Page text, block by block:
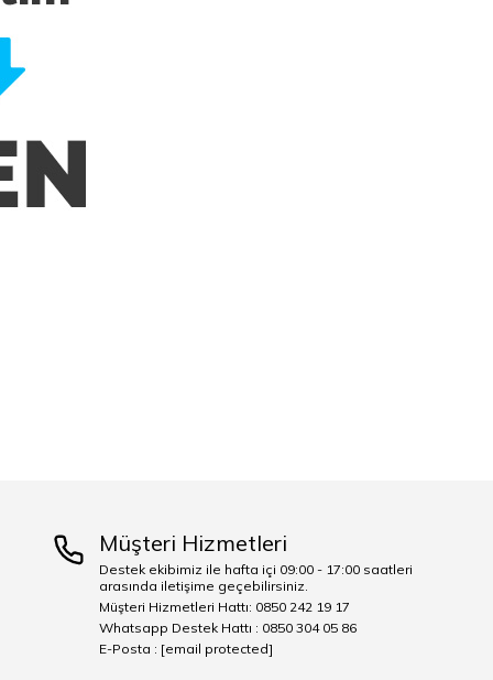
Müşteri Hizmetleri
Destek ekibimiz ile hafta içi 09:00 - 17:00 saatleri
arasında iletişime geçebilirsiniz.
Müşteri Hizmetleri Hattı: 0850 242 19 17
Whatsapp Destek Hattı : 0850 304 05 86
E-Posta : [email protected]